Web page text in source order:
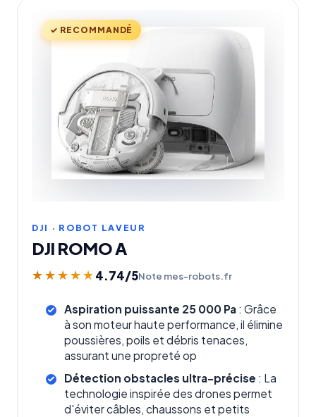
✓ RECOMMANDÉ
DJI · ROBOT LAVEUR
DJI ROMO A
★★★★★
★★★★★ 4.74/5Note mes-robots.fr
Aspiration puissante 25 000 Pa : Grâce
à son moteur haute performance, il élimine
poussières, poils et débris tenaces,
assurant une propreté op
Détection obstacles ultra-précise : La
technologie inspirée des drones permet
d'éviter câbles, chaussons et petits